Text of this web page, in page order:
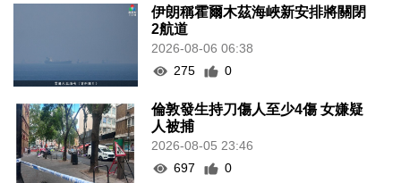
伊朗稱霍爾木茲海峽新安排將關閉
2航道
2026-08-06 06:38
275
0
倫敦發生持刀傷人至少4傷 女嫌疑
人被捕
2026-08-05 23:46
697
0